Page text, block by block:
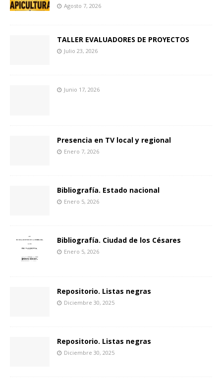
Agosto 7, 2026
TALLER EVALUADORES DE PROYECTOS
Julio 23, 2026
Junio 17, 2026
Presencia en TV local y regional
Enero 7, 2026
Bibliografía. Estado nacional
Enero 5, 2026
Bibliografía. Ciudad de los Césares
Enero 5, 2026
Repositorio. Listas negras
Diciembre 30, 2025
Repositorio. Listas negras
Diciembre 30, 2025